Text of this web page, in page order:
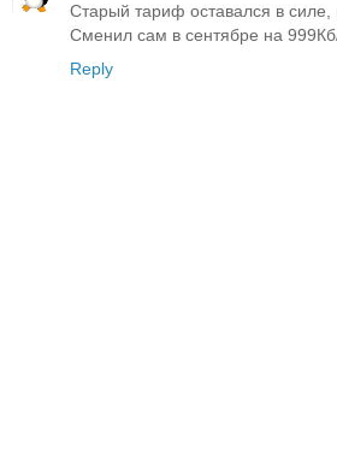
Старый тариф оставался в
Сменил сам в сентябре на
Reply